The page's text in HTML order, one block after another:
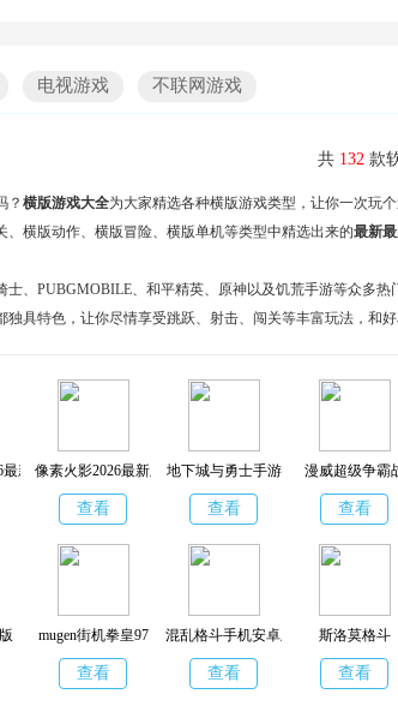
电视游戏 不联网游戏
共 132 款
？ 横版游戏大全为大家精选各种横版游戏类型，让你一次玩
横版动作、横版冒险、横版单机等类型中精选出来的最新
、PUBGMOBILE、和平精英、原神以及饥荒手游等众多热
独具特色，让你尽情享受跳跃、射击、闯关等丰富玩法，和
最新版像素火影2026最新版
查看
地下城与勇士手游
查看
漫威超级争霸
查看
mugen街机拳皇97
查看
混乱格斗手机安卓版
查看
斯洛莫格斗
查看